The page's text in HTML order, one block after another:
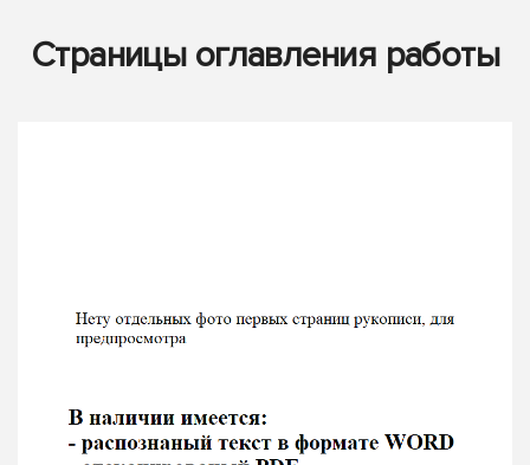
Страницы оглавления работы